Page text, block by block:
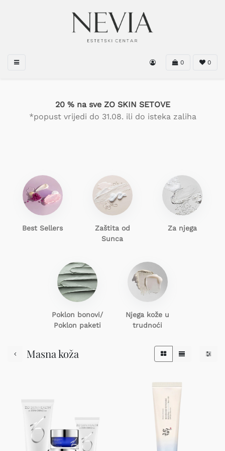
0 0
20 % na sve ZO SKIN SETOVE
*popust vrijedi do 31.08. ili do isteka zaliha
Best Sellers
Zaštita od
Sunca
Za njega
Poklon bonovi/
Poklon paketi
Njega kože u
trudnoći
Masna koža